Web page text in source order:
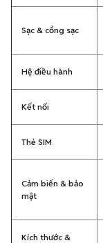
Sạc & cổng sạc
Hệ điều hành
Kết nối
Thẻ SIM
Cảm biến & bảo
mật
Kích thước &